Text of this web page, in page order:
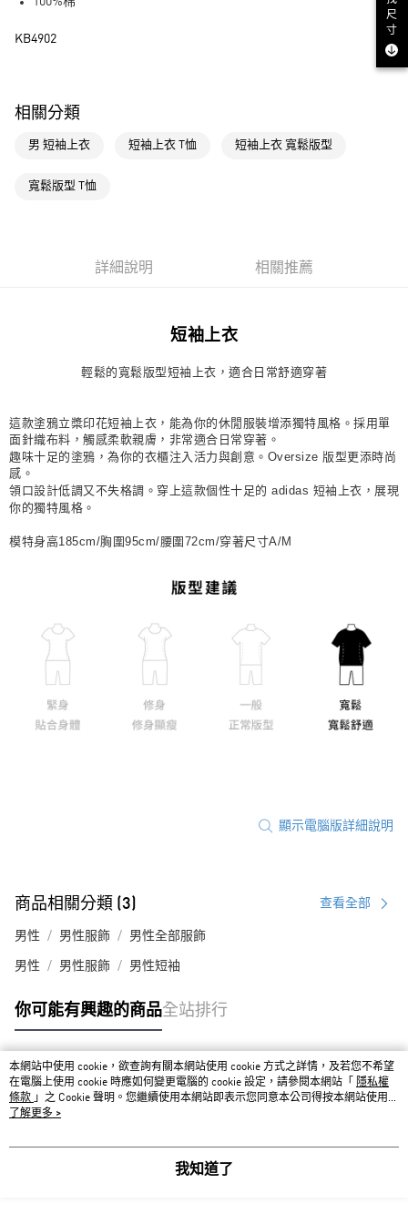
街口支付
全家取貨付款
每筆NT$80，滿NT$1,500(含以上)免運費
每筆NT$80，滿NT$1,500(含以上)免運費
每筆NT$80，滿NT$1,500(含以上)免運費
每筆NT$80，滿NT$1,500(含以上)免運費
宅配
每筆NT$80，滿NT$1,500(含以上)免運費
每筆NT$80，滿NT$1,500(含以上)免運費
KB4902
相關分類
男 短袖上衣 短袖上衣 T恤 短袖上衣 寬鬆版型
寬鬆版型 T恤
詳細說明 相關推薦
短袖上衣
輕鬆的寬鬆版型短袖上衣，適合日常舒適穿著
這款塗鴉立槳印花短袖上衣，能為你的休閒服裝增添獨特風格。採用單
面針織布料，觸感柔軟親膚，非常適合日常穿著。
趣味十足的塗鴉，為你的衣櫃注入活力與創意。Oversize 版型更添時尚
感。
領口設計低調又不失格調。穿上這款個性十足的 adidas 短袖上衣，展現
你的獨特風格。
模特身高185cm/胸圍95cm/腰圍72cm/穿著尺寸A/M
顯示電腦版詳細說明
商品相關分類 (3) 查看全部
男性 男性服飾 男性全部服飾
男性 男性服飾 男性短袖
你可能有興趣的商品全站排行
熱門標籤
本網站中使用 cookie，欲查詢有關本網站使用 cookie 方式之詳情，及若您不希望
在電腦上使用 cookie 時應如何變更電腦的 cookie 設定，請參閱本網站「
隱私權
條款 」之 Cookie 聲明。您繼續使用本網站即表示您同意本公司得按本網站使用條
款之 Cookie 聲明使用 cookie。
了解更多 >
我知道了
尺
寸